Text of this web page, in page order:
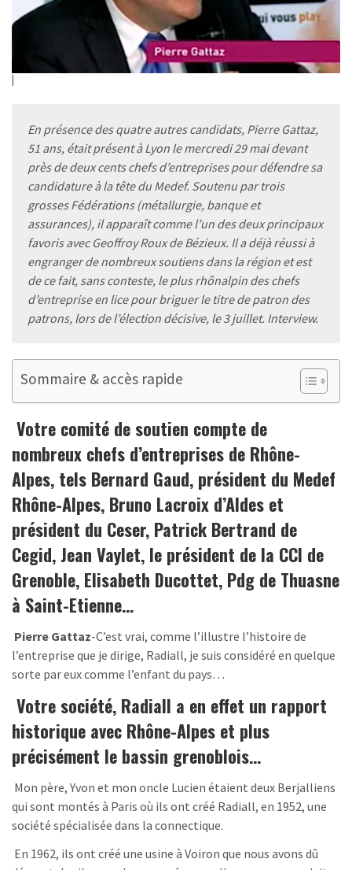
En présence des quatre autres candidats, Pierre Gattaz,
51 ans, était présent à Lyon le mercredi 29 mai devant
près de deux cents chefs d’entreprises pour défendre sa
candidature à la tête du Medef. Soutenu par trois
grosses Fédérations (métallurgie, banque et
assurances), il apparaît comme l’un des deux principaux
favoris avec Geoffroy Roux de Bézieux. Il a déjà réussi à
engranger de nombreux soutiens dans la région et est
de ce fait, sans conteste, le plus rhônalpin des chefs
d’entreprise en lice pour briguer le titre de patron des
patrons, lors de l’élection décisive, le 3 juillet. Interview.
Sommaire & accès rapide
Votre comité de soutien compte de
nombreux chefs d’entreprises de Rhône-
Alpes, tels Bernard Gaud, président du Medef
Rhône-Alpes, Bruno Lacroix d’Aldes et
président du Ceser, Patrick Bertrand de
Cegid, Jean Vaylet, le président de la CCI de
Grenoble, Elisabeth Ducottet, Pdg de Thuasne
à Saint-Etienne…
Pierre Gattaz-C’est vrai, comme l’illustre l’histoire de
l’entreprise que je dirige, Radiall, je suis considéré en quelque
sorte par eux comme l’enfant du pays…
Votre société, Radiall a en effet un rapport
historique avec Rhône-Alpes et plus
précisément le bassin grenoblois…
Mon père, Yvon et mon oncle Lucien étaient deux Berjalliens
qui sont montés à Paris où ils ont créé Radiall, en 1952, une
société spécialisée dans la connectique.
En 1962, ils ont créé une usine à Voiron que nous avons dû